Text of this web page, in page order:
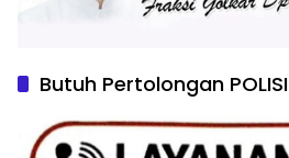
Butuh Pertolongan POLISI